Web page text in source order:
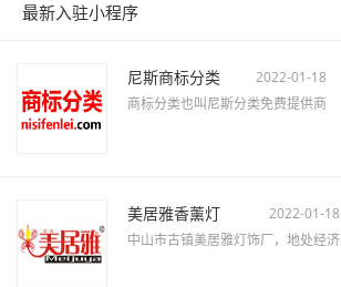
最新入驻小程序
尼斯商标分类
2022-01-18
商标分类也叫尼斯分类免费提供商
美居雅香薰灯
2022-01-18
中山市古镇美居雅灯饰厂，地处经济